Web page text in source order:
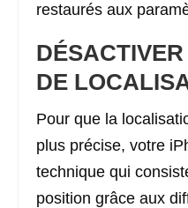
restaurés aux
DE
Pour que la
plus précise, votre
technique qui
position grâce aux